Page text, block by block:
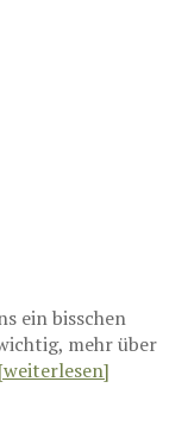
ein bisschen
mehr über
[weiterlesen]